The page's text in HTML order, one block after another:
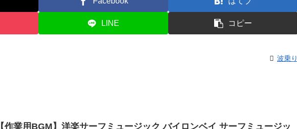
LINE コピー
波乗り
【作業用BGM】洋楽サーフミュージック バイロンベイ サーフミュージッ